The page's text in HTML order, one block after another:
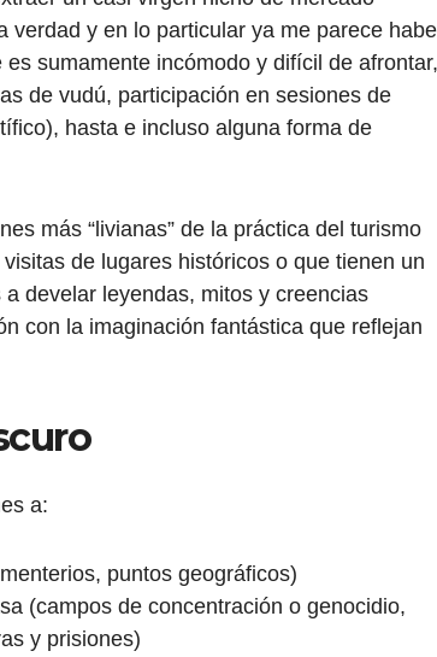
verdad y en lo particular ya me parece
sumamente incómodo y difícil de afrontar,
de vudú, participación en sesiones de
hasta e incluso alguna forma de
más “livianas” de la práctica del turismo
de lugares históricos o que tienen un
develar leyendas, mitos y creencias
con la imaginación fantástica que reflejan
a:
puntos geográficos)
(campos de concentración o genocidio,
y prisiones)